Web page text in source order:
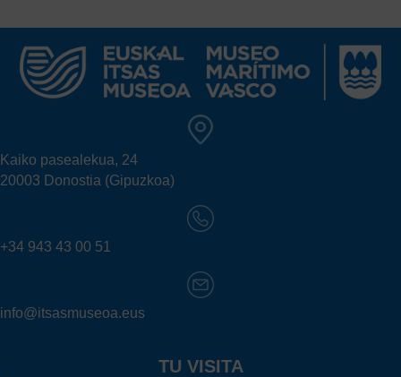
Kaiko pasealekua, 24
20003 Donostia (Gipuzkoa)
+34 943 43 00 51
info@itsasmuseoa.eus
TU VISITA